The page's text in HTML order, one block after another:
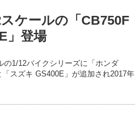
ケールの「CB750F
」登場
の1/12バイクシリーズに「ホンダ
スズキ GS400E」が追加され2017年